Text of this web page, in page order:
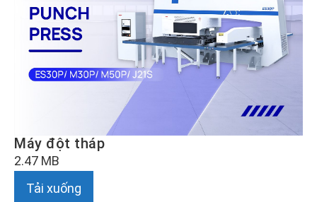
Máy đột tháp
2.47 MB
Tải xuống